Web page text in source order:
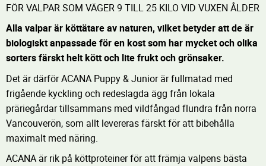
FÖR VALPAR SOM VÄGER 9 TILL 25 KILO VID VUXEN ÅLDER
Alla valpar är köttätare av naturen, vilket betyder att de är
biologiskt anpassade för en kost som har mycket och olika
sorters färskt helt kött och lite frukt och grönsaker.
Det är därför ACANA Puppy & Junior är fullmatad med
frigående kyckling och redeslagda ägg från lokala
präriegårdar tillsammans med vildfångad flundra från norra
Vancouverön, som allt levereras färskt för att bibehålla
maximalt med näring.
ACANA är rik på köttproteiner för att främja valpens bästa